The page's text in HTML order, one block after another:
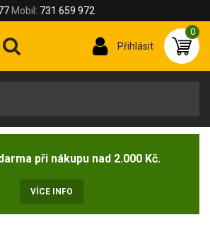
Mobil: 731 659 972
Přihlásit
0
při nákupu nad 2.000 Kč.
VÍCE INFO